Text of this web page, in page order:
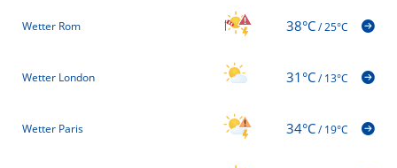
Wetter Rom 38°C/25°C
Wetter London 31°C/13°C
Wetter Paris 34°C/19°C